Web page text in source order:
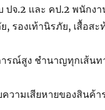
จ.2 และ คป.2 พนักงา
รองเท้านิรภัย, เสื้อส
รณ์สูง ชำนาญทุกเส้นท
วามเสียหายของสินค้